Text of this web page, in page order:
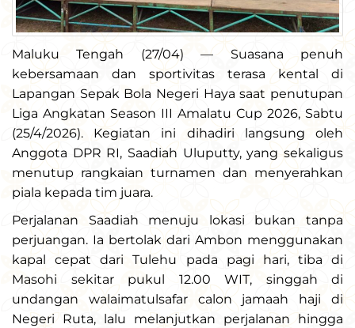
Maluku Tengah (27/04) — Suasana penuh
kebersamaan dan sportivitas terasa kental di
Lapangan Sepak Bola Negeri Haya saat penutupan
Liga Angkatan Season III Amalatu Cup 2026, Sabtu
(25/4/2026). Kegiatan ini dihadiri langsung oleh
Anggota DPR RI, Saadiah Uluputty, yang sekaligus
menutup rangkaian turnamen dan menyerahkan
piala kepada tim juara.
Perjalanan Saadiah menuju lokasi bukan tanpa
perjuangan. Ia bertolak dari Ambon menggunakan
kapal cepat dari Tulehu pada pagi hari, tiba di
Masohi sekitar pukul 12.00 WIT, singgah di
undangan walaimatulsafar calon jamaah haji di
Negeri Ruta, lalu melanjutkan perjalanan hingga